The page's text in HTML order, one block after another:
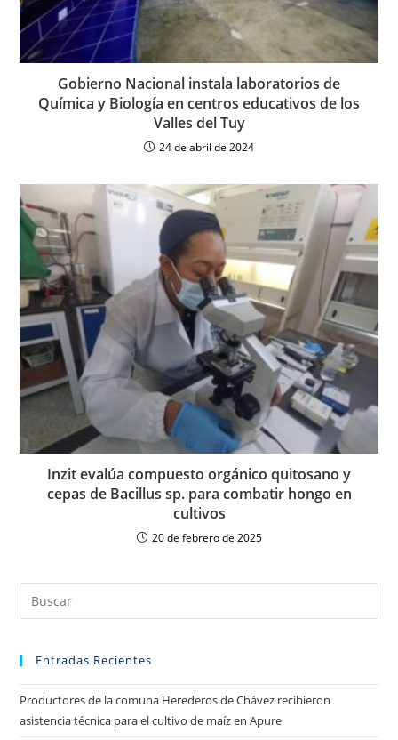
Gobierno Nacional instala laboratorios de
Química y Biología en centros educativos de los
Valles del Tuy
24 de abril de 2024
Inzit evalúa compuesto orgánico quitosano y
cepas de Bacillus sp. para combatir hongo en
cultivos
20 de febrero de 2025
Entradas Recientes
Productores de la comuna Herederos de Chávez recibieron
asistencia técnica para el cultivo de maíz en Apure